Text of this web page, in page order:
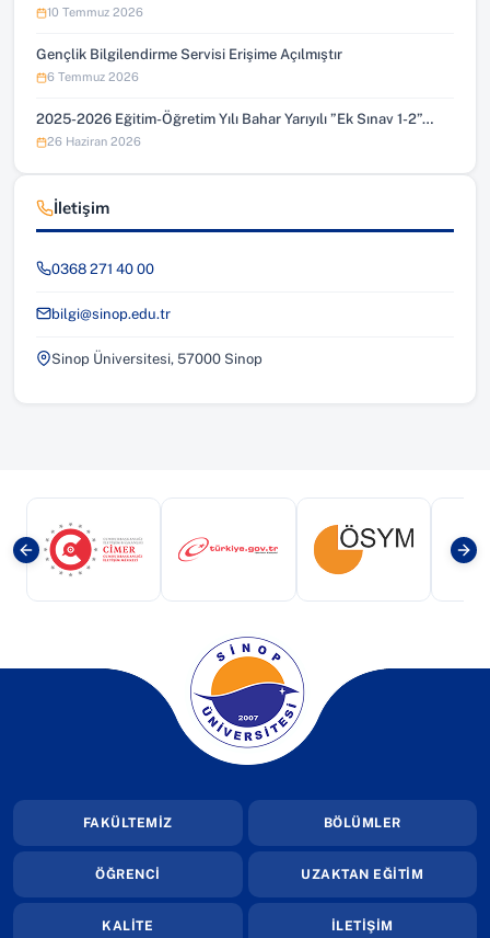
10 Temmuz 2026
Gençlik Bilgilendirme Servisi Erişime Açılmıştır
6 Temmuz 2026
2025-2026 Eğitim-Öğretim Yılı Bahar Yarıyılı ”Ek Sınav 1-2”…
26 Haziran 2026
İletişim
0368 271 40 00
bilgi@sinop.edu.tr
Sinop Üniversitesi, 57000 Sinop
(yeni sekmede açılır)(yeni sekmede açılır)(yeni sekmede
(yeni sekmede açılır)
FAKÜLTEMİZ BÖLÜMLER
ÖĞRENCİ UZAKTAN EĞİTİM
KALİTE İLETİŞİM